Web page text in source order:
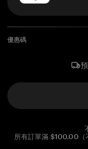
優惠碼
所有訂單滿 $100.00（